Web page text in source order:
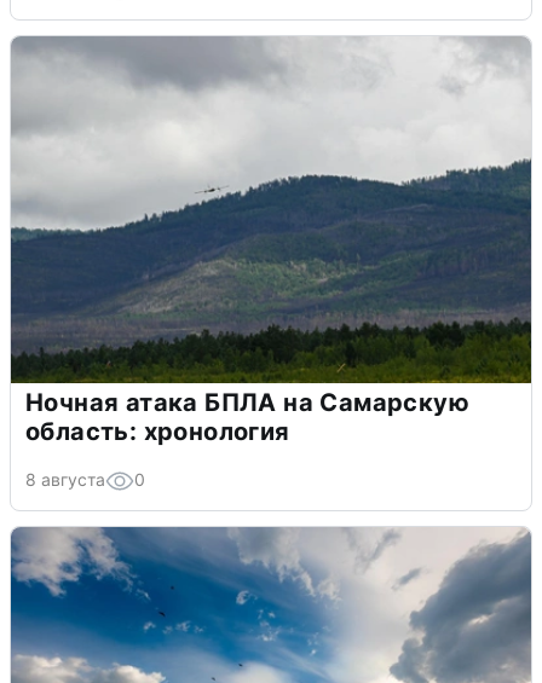
Ночная атака БПЛА на Самарскую
область: хронология
8 августа 0